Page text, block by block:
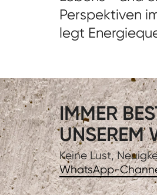
Perspektiven
legt
IMMER
UNSEREM
Keine Lust,
WhatsApp-